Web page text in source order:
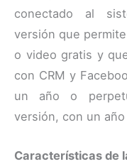
conectado al
versión que
o video gratis y
con CRM y
un año o
versión, con un
Características de